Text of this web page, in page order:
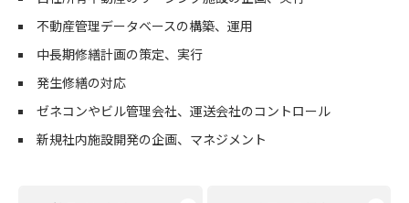
不動産管理データベースの構築、運用
中長期修繕計画の策定、実行
発生修繕の対応
ゼネコンやビル管理会社、運送会社のコントロール
新規社内施設開発の企画、マネジメント